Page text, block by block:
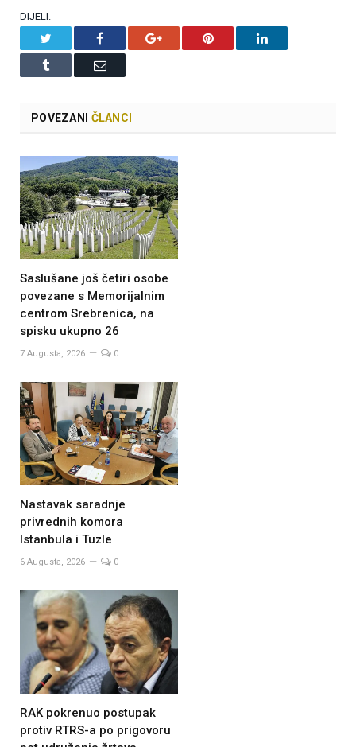
DIJELI.
Facebook Google+ Pinterest LinkedIn
Tumblr Email
POVEZANI ČLANCI
Saslušane još četiri osobe
povezane s Memorijalnim
centrom Srebrenica, na
spisku ukupno 26
7 Augusta, 2026 0
Nastavak saradnje
privrednih komora
Istanbula i Tuzle
6 Augusta, 2026 0
RAK pokrenuo postupak
protiv RTRS-a po prigovoru